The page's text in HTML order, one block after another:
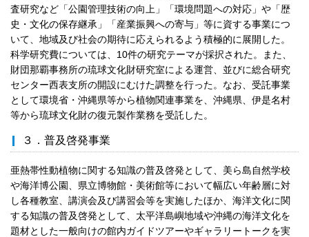
査研究など「公園管理技術の向上」「環境問題への対応」や「歴
史・文化の保存継承」「産業振興への寄与」等に資する事業につ
いて、地域及び社会の期待に応えられるよう積極的に展開した。
科学研究費については、10件の研究テーマが採択された。また、
財団那覇事務所の琉球文化財研究室による運営、並びに総合研究
センター西表支所の開設にむけた調整を行った。なお、受託事業
として環境省・沖縄県等から植物関連事業を、沖縄県、伊是名村
等から琉球文化財の復元製作業務を受託した。
３．普及啓発事業
亜熱帯性動植物に関する知識の普及啓発として、美ら島自然学校
や海洋博公園、県立博物館・美術館等において幅広い年齢層に対
し各種教室、講演会及び講習会等を実施したほか、海洋文化に関
する知識の普及啓発として、太平洋島嶼地域や沖縄の海洋文化を
題材とした一般向けの館内ガイドツアーやギャラリートークを実